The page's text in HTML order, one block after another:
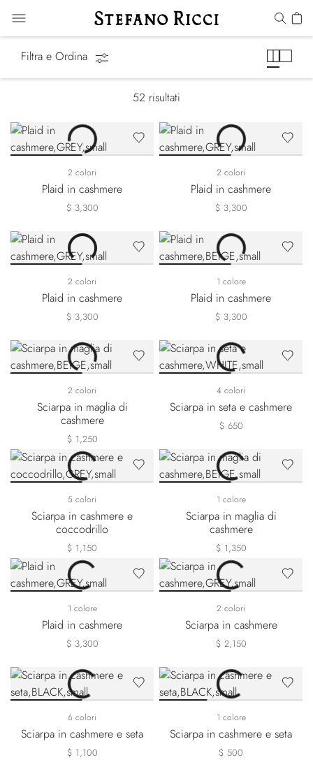
Filtra e Ordina
52 risultati
2 colori
Plaid in cashmere
$ 3,300
2 colori
Plaid in cashmere
$ 3,300
2 colori
Plaid in cashmere
$ 3,300
1 colore
Plaid in cashmere
$ 3,300
2 colori
Sciarpa in maglia di
cashmere
$ 1,250
4 colori
Sciarpa in seta e cashmere
$ 650
5 colori
Sciarpa in cashmere e
coccodrillo
$ 1,150
1 colore
Sciarpa in maglia di
cashmere
$ 1,350
1 colore
Plaid in cashmere
$ 3,300
2 colori
Sciarpa in cashmere
$ 2,150
6 colori
Sciarpa in cashmere e seta
$ 1,100
1 colore
Sciarpa in cashmere e seta
$ 500